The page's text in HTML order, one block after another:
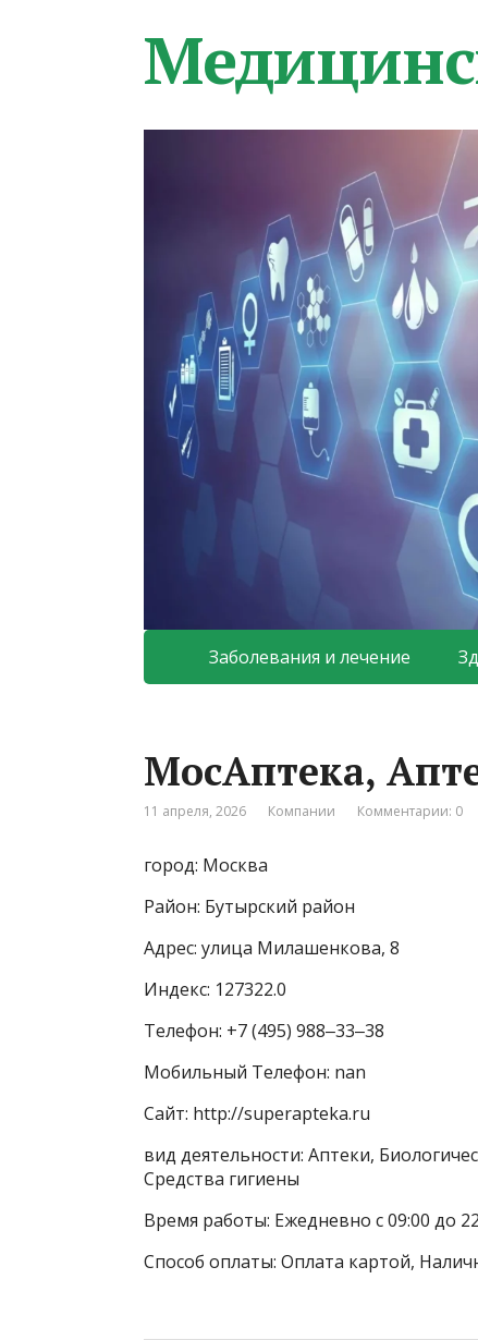
Заболевания и лечение
МосАптека,
11 апреля, 2026 Компании Комментарии: 0
город: Москва
Район: Бутырский район
Адрес: улица Милашенкова, 8
Индекс: 127322.0
Телефон: +7 (495) 988‒33‒38
Мобильный Телефон: nan
Сайт: http://superapteka.ru
вид деятельности: Аптеки,
Средства гигиены
Время работы: Ежедневно с 09:00 до
Способ оплаты: Оплата картой,